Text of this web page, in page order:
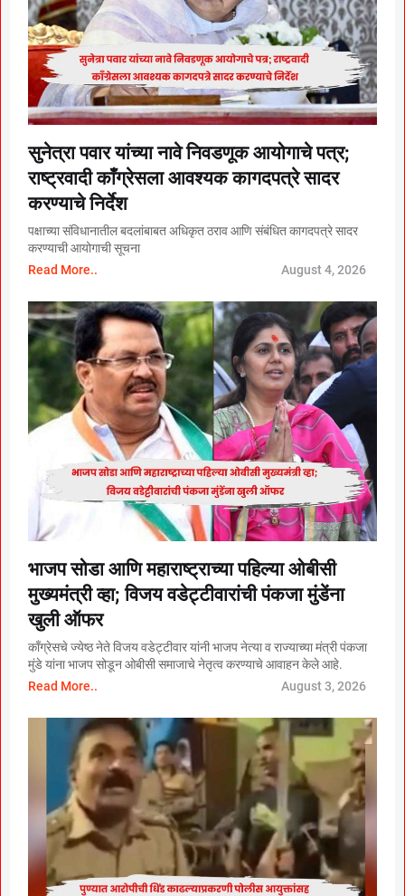
सुनेत्रा पवार यांच्या नावे निवडणूक आयोगाचे पत्र;
राष्ट्रवादी काँग्रेसला आवश्यक कागदपत्रे सादर
करण्याचे निर्देश
पक्षाच्या संविधानातील बदलांबाबत अधिकृत ठराव आणि संबंधित कागदपत्रे सादर
करण्याची आयोगाची सूचना
Read More..
August 4, 2026
भाजप सोडा आणि महाराष्ट्राच्या पहिल्या ओबीसी
मुख्यमंत्री व्हा; विजय वडेट्टीवारांची पंकजा मुंडेंना
खुली ऑफर
काँग्रेसचे ज्येष्ठ नेते विजय वडेट्टीवार यांनी भाजप नेत्या व राज्याच्या मंत्री पंकजा
मुंडे यांना भाजप सोडून ओबीसी समाजाचे नेतृत्व करण्याचे आवाहन केले आहे.
Read More..
August 3, 2026